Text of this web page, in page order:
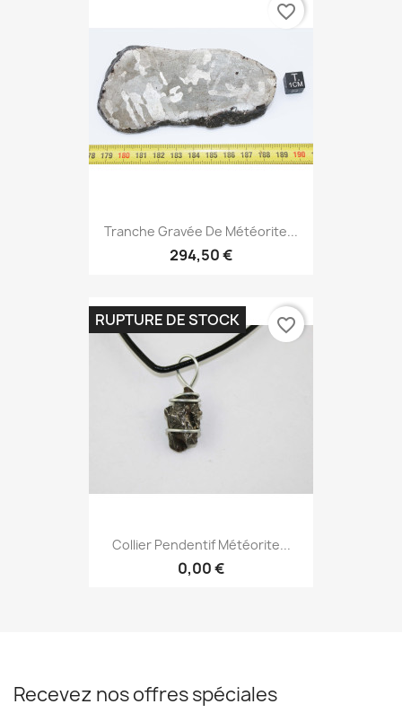
Tranche Gravée De Météorite...
294,50 €
favorite_border
Collier Pendentif Météorite...
0,00 €
RUPTURE DE STOCK favorite_border
Recevez nos offres spéciales